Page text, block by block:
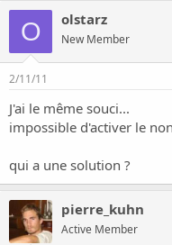
O olstarz
New Member
2/11/11
J'ai le même souci...
impossible d'activer le
qui a une solution ?
pierre_kuhn
Active Member